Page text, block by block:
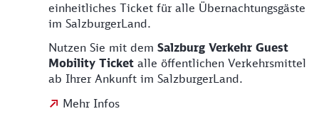
einheitliches Ticket für alle Übernachtungsgäste
im SalzburgerLand.
Nutzen Sie mit dem Salzburg Verkehr Guest
Mobility Ticket alle öffentlichen Verkehrsmittel
ab Ihrer Ankunft im SalzburgerLand.
Mehr Infos